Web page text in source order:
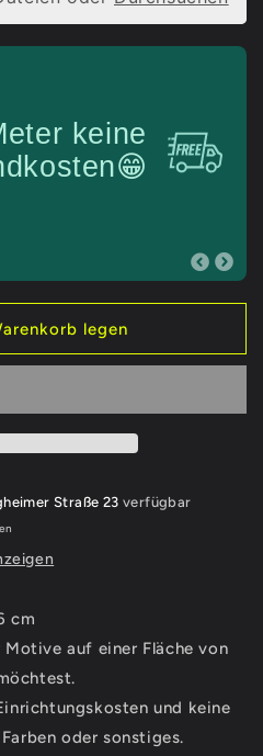
keine
legen
Straße 23 verfügbar
cm
auf einer Fläche von
und keine
oder sonstiges.